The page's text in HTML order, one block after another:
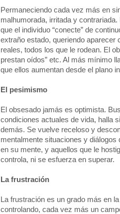
Permaneciendo cada vez más en
malhumorada, irritada y
que el individuo “conecte” de
extraño estado, queriendo aparecer
reales, todos los que le rodean. El
prestan oídos” etc. Al más mínimo
que ellos aumentan desde el plano
El pesimismo
El obsesado jamás es optimista.
condiciones actuales de vida, halla
demás. Se vuelve receloso y
mentalmente situaciones y diálogos
en su mente, y aquellos que le
controla, ni se esfuerza en superar.
La frustración
La frustración es un grado más en
controlando, cada vez más un